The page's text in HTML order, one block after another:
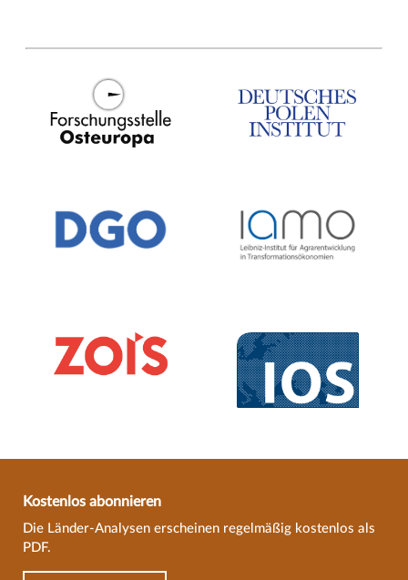
Kostenlos abonnieren
Die Länder-Analysen erscheinen regelmäßig kostenlos als
PDF.